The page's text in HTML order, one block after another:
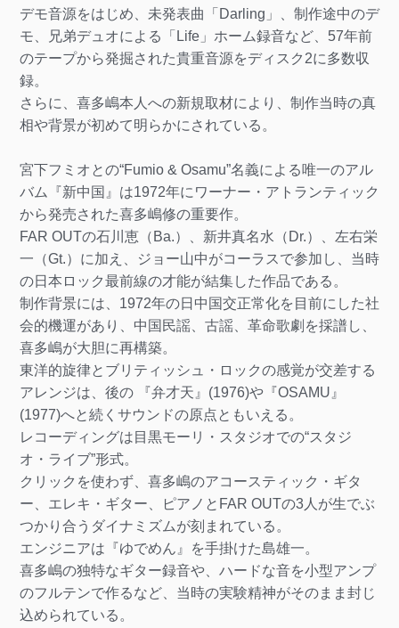
デモ音源をはじめ、未発表曲「Darling」、制作途中のデ
モ、兄弟デュオによる「Life」ホーム録音など、57年前
のテープから発掘された貴重音源をディスク2に多数収
録。
さらに、喜多嶋本人への新規取材により、制作当時の真
相や背景が初めて明らかにされている。
宮下フミオとの“Fumio & Osamu”名義による唯一のアル
バム『新中国』は1972年にワーナー・アトランティック
から発売された喜多嶋修の重要作。
FAR OUTの石川恵（Ba.）、新井真名水（Dr.）、左右栄
一（Gt.）に加え、ジョー山中がコーラスで参加し、当時
の日本ロック最前線の才能が結集した作品である。
制作背景には、1972年の日中国交正常化を目前にした社
会的機運があり、中国民謡、古謡、革命歌劇を採譜し、
喜多嶋が大胆に再構築。
東洋的旋律とブリティッシュ・ロックの感覚が交差する
アレンジは、後の 『弁才天』(1976)や『OSAMU』
(1977)へと続くサウンドの原点ともいえる。
レコーディングは目黒モーリ・スタジオでの“スタジ
オ・ライブ”形式。
クリックを使わず、喜多嶋のアコースティック・ギタ
ー、エレキ・ギター、ピアノとFAR OUTの3人が生でぶ
つかり合うダイナミズムが刻まれている。
エンジニアは『ゆでめん』を手掛けた島雄一。
喜多嶋の独特なギター録音や、ハードな音を小型アンプ
のフルテンで作るなど、当時の実験精神がそのまま封じ
込められている。